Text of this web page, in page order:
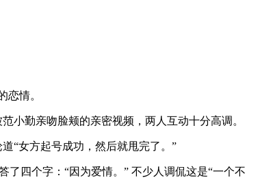
恋情。
小勤亲吻脸颊的亲密视频，两人互动十分高调。
“女方起号成功，然后就甩完了。”
了四个字：“因为爱情。” 不少人调侃这是“一个不